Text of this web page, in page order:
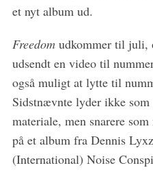
et nyt album ud.
Freedomudkommer til juli,
udsendt en video til
også muligt at lytte til
Sidstnævnte lyder ikke
materiale, men snarere
på et album fra Dennis
(International) Noise